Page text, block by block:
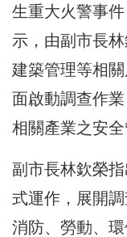
生重大火警事
示，由副市長
建築管理等相
面啟動調查作
相關產業之安全
副市長林欽榮
式運作，展開
消防、勞動、